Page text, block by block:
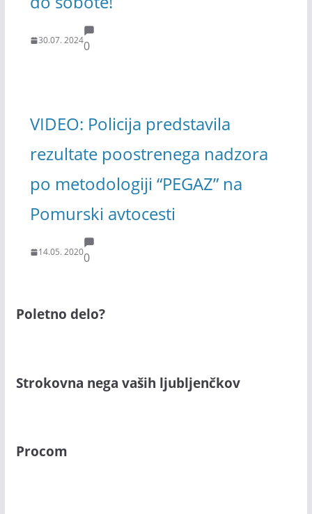
30.07. 20240
VIDEO: Policija predstavila
rezultate poostrenega nadzora
po metodologiji “PEGAZ” na
Pomurski avtocesti
14.05. 20200
Poletno delo?
Strokovna nega vaših ljubljenčkov
Procom